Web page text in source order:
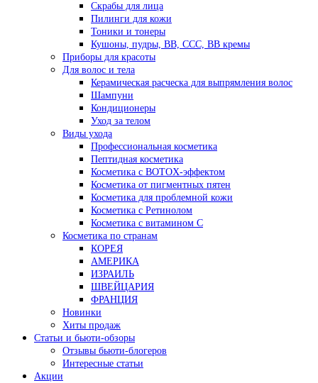
Скрабы для лица
Пилинги для кожи
Тоники и тонеры
Кушоны, пудры, ВВ, ССС, ВВ кремы
Приборы для красоты
Для волос и тела
Керамическая расческа для выпрямления волос
Шампуни
Кондиционеры
Уход за телом
Виды ухода
Профессиональная косметика
Пептидная косметика
Косметика с BOTOX-эффектом
Косметика от пигментных пятен
Косметика для проблемной кожи
Косметика с Ретинолом
Косметика с витамином С
Косметика по странам
КОРЕЯ
АМЕРИКА
ИЗРАИЛЬ
ШВЕЙЦАРИЯ
ФРАНЦИЯ
Новинки
Хиты продаж
Статьи и бьюти-обзоры
Отзывы бьюти-блогеров
Интересные статьи
Акции